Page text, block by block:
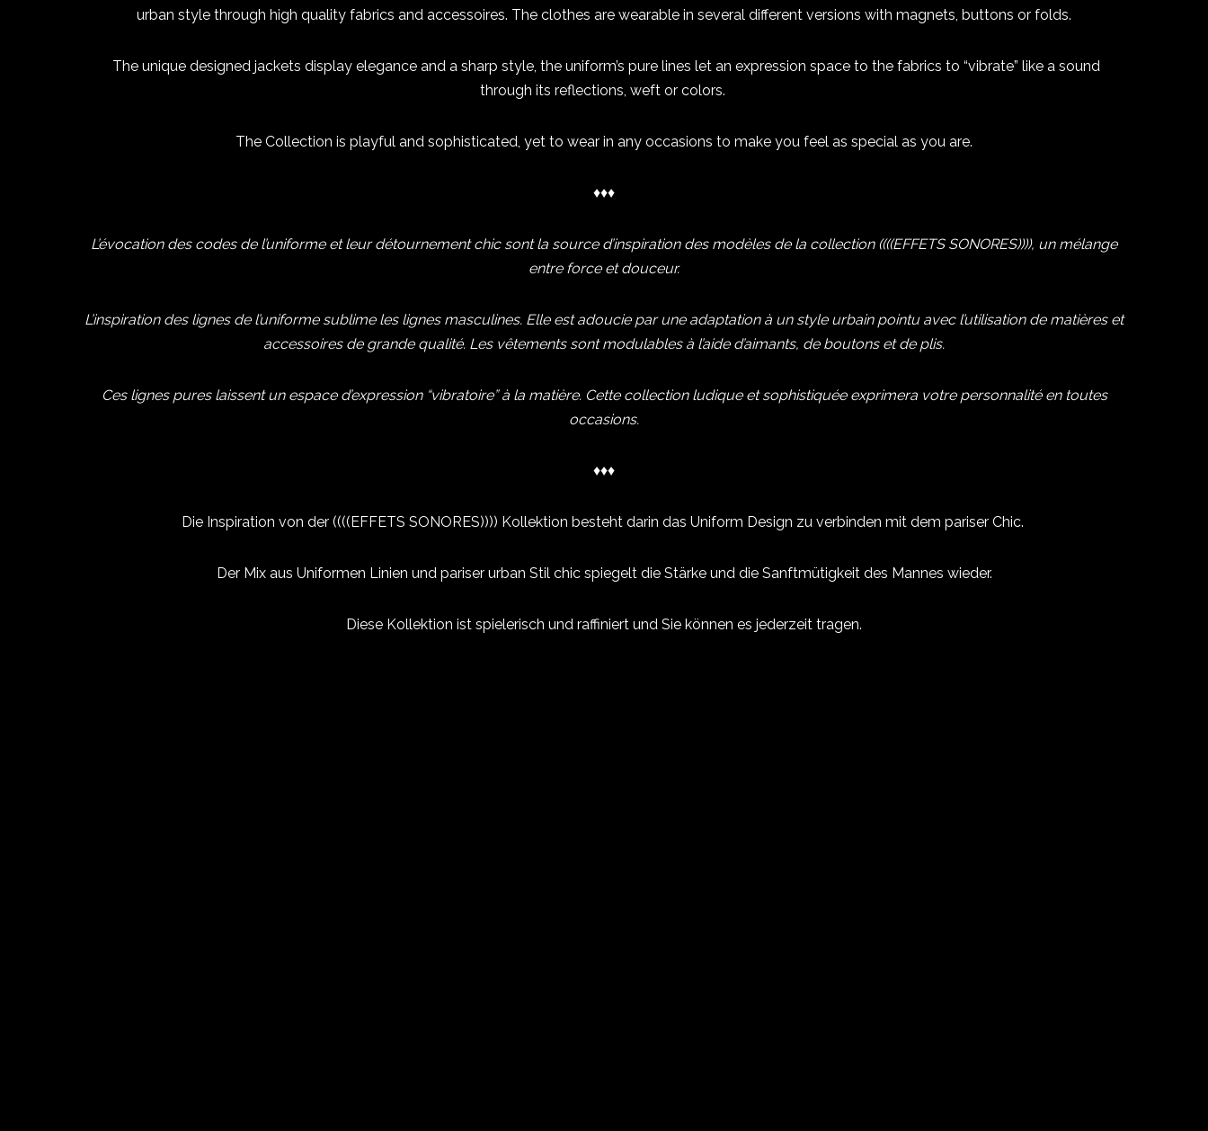
urban style through high quality fabrics and accessoires. The clothes are wearable in several different versions with magnets, buttons or folds.
The unique designed jackets display elegance and a sharp style, the uniform’s pure lines let an expression space to the fabrics to “vibrate” like a sound
through its reflections, weft or colors.
The Collection is playful and sophisticated, yet to wear in any occasions to make you feel as special as you are.
♦♦♦
L’évocation des codes de l’uniforme et leur détournement chic sont la source d’inspiration des modèles de la collection ((((EFFETS SONORES)))), un mélange
entre force et douceur.
L’inspiration des lignes de l’uniforme sublime les lignes masculines. Elle est adoucie par une adaptation à un style urbain pointu avec l’utilisation de matières et
accessoires de grande qualité. Les vêtements sont modulables à l’aide d’aimants, de boutons et de plis.
Ces lignes pures laissent un espace d’expression “vibratoire” à la matière. Cette collection ludique et sophistiquée exprimera votre personnalité en toutes
occasions.
♦♦♦
Die Inspiration von der ((((EFFETS SONORES)))) Kollektion besteht darin das Uniform Design zu verbinden mit dem pariser Chic.
Der Mix aus Uniformen Linien und pariser urban Stil chic spiegelt die Stärke und die Sanftmütigkeit des Mannes wieder.
Diese Kollektion ist spielerisch und raffiniert und Sie können es jederzeit tragen.